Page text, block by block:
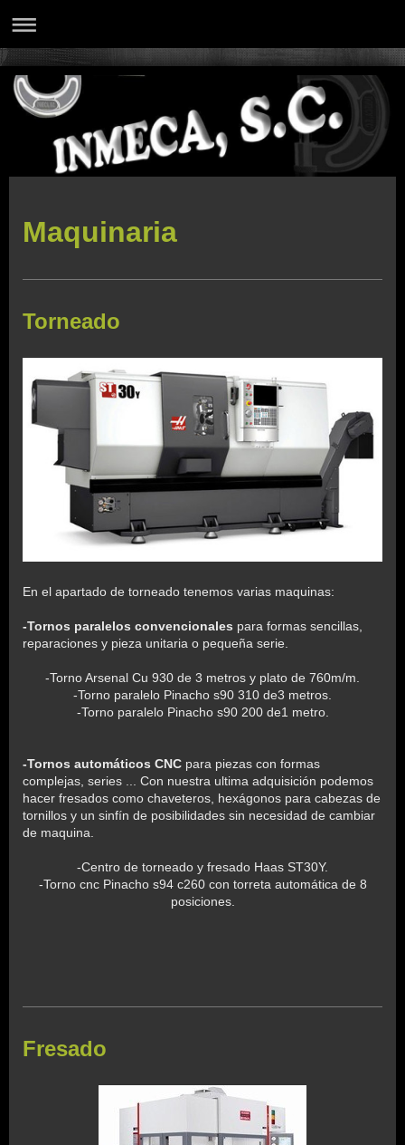
Maquinaria
Torneado
En el apartado de torneado tenemos varias maquinas:
-Tornos paralelos convencionales para formas sencillas,
reparaciones y pieza unitaria o pequeña serie.
-Torno Arsenal Cu 930 de 3 metros y plato de 760m/m.
-Torno paralelo Pinacho s90 310 de3 metros.
-Torno paralelo Pinacho s90 200 de1 metro.
-Tornos automáticos CNC para piezas con formas
complejas, series ... Con nuestra ultima adquisición podemos
hacer fresados como chaveteros, hexágonos para cabezas de
tornillos y un sinfín de posibilidades sin necesidad de cambiar
de maquina.
-Centro de torneado y fresado Haas ST30Y.
-Torno cnc Pinacho s94 c260 con torreta automática de 8
posiciones.
Fresado